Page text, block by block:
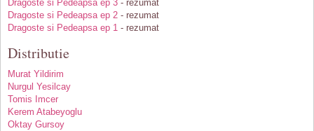
Dragoste si Pedeapsa ep 3 - rezumat
Dragoste si Pedeapsa ep 2 - rezumat
Dragoste si Pedeapsa ep 1 - rezumat
Distributie
Murat Yildirim
Nurgul Yesilcay
Tomis Imcer
Kerem Atabeyoglu
Oktay Gursoy